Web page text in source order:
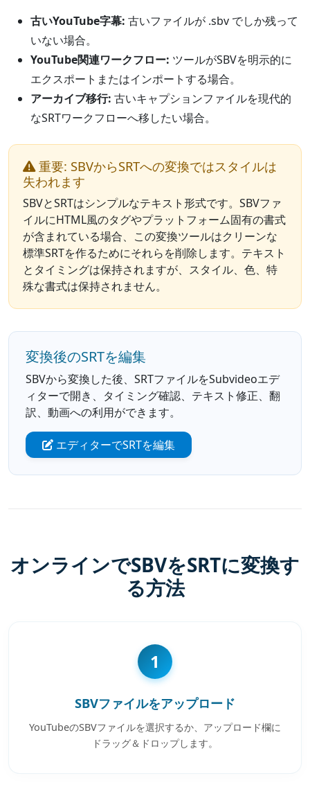
古いYouTube字幕: 古いファイルが .sbv でしか残って
いない場合。
YouTube関連ワークフロー: ツールがSBVを明示的に
エクスポートまたはインポートする場合。
アーカイブ移行: 古いキャプションファイルを現代的
なSRTワークフローへ移したい場合。
重要: SBVからSRTへの変換ではスタイルは
失われます
SBVとSRTはシンプルなテキスト形式です。SBVファ
イルにHTML風のタグやプラットフォーム固有の書式
が含まれている場合、この変換ツールはクリーンな
標準SRTを作るためにそれらを削除します。テキスト
とタイミングは保持されますが、スタイル、色、特
殊な書式は保持されません。
変換後のSRTを編集
SBVから変換した後、SRTファイルをSubvideoエデ
ィターで開き、タイミング確認、テキスト修正、翻
訳、動画への利用ができます。
エディターでSRTを編集
オンラインでSBVをSRTに変換す
る方法
1
SBVファイルをアップロード
YouTubeのSBVファイルを選択するか、アップロード欄に
ドラッグ＆ドロップします。